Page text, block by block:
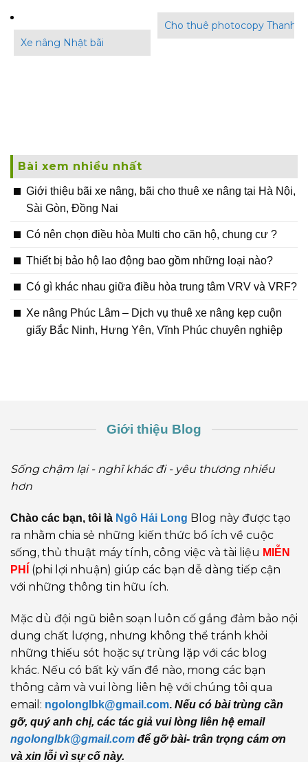
Xe nâng Nhật bãi
Cho thuê photocopy Thanh
Bài xem nhiều nhất
Giới thiệu bãi xe nâng, bãi cho thuê xe nâng tại Hà Nội,
Sài Gòn, Đồng Nai
Có nên chọn điều hòa Multi cho căn hộ, chung cư ?
Thiết bị bảo hộ lao động bao gồm những loại nào?
Có gì khác nhau giữa điều hòa trung tâm VRV và VRF?
Xe nâng Phúc Lâm – Dịch vụ thuê xe nâng kẹp cuộn
giấy Bắc Ninh, Hưng Yên, Vĩnh Phúc chuyên nghiệp
Giới thiệu Blog
Sống chậm lại - nghĩ khác đi - yêu thương nhiều
hơn
Chào các bạn, tôi là Ngô Hải Long Blog này được tạo
ra nhằm chia sẻ những kiến thức bổ ích về cuộc
sống, thủ thuật máy tính, công việc và tài liệu MIỄN
PHÍ
(phi lợi nhuận) giúp các bạn dễ dàng tiếp cận
với những thông tin hữu ích.
Mặc dù đội ngũ biên soạn luôn cố gắng đảm bảo nội
dung chất lượng, nhưng không thể tránh khỏi
những thiếu sót hoặc sự trùng lặp với các blog
khác. Nếu có bất kỳ vấn đề nào, mong các bạn
thông cảm và vui lòng liên hệ với chúng tôi qua
email: ngolonglbk@gmail.com. Nếu có bài trùng cần
gỡ, quý anh chị, các tác giả vui lòng liên hệ email
ngolonglbk@gmail.com để gỡ bài- trân trọng cám ơn
và xin lỗi vì sự cố này.